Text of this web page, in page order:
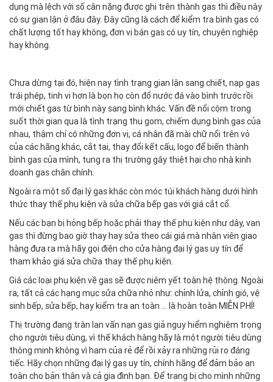
dụng mà lệch với số cân nặng được ghi trên thành gas thì điều này
có sự gian lận ở đâu đây. Đây cũng là cách để kiểm tra bình gas có
chất lượng tốt hay không, đơn vị bán gas có uy tín, chuyên nghiệp
hay không.
Chưa dừng tại đó, hiện nay tình trạng gian lận sang chiết, nạp gas
trái phép, tinh vi hơn là bọn họ còn đổ nước đá vào bình trước rồi
mới chiết gas từ bình này sang bình khác. Vấn đề nổi cộm trong
suốt thời gian qua là tình trạng thu gom, chiếm dụng bình gas của
nhau, thậm chí có những đơn vị, cá nhân đã mài chữ nổi trên vỏ
của các hãng khác, cắt tai, thay đổi kết cấu, logo để biến thành
bình gas của mình, tung ra thị trường gây thiệt hại cho nhà kinh
doanh gas chân chính.
Ngoài ra một số đại lý gas khác còn móc túi khách hàng dưới hình
thức thay thế phụ kiện và sửa chữa bếp gas với giá cắt cổ.
Nếu các bạn bị hỏng bếp hoặc phải thay thế phụ kiện như dây, van
gas thì đừng bao giờ thay hay sửa theo cái giá mà nhân viên giao
hàng đưa ra mà hãy gọi điện cho cửa hàng đại lý gas uy tín để
tham khảo giá sửa chữa thay thế phụ kiện.
Giá các loại phụ kiện về gas sẽ được niêm yết toàn hệ thông. Ngoài
ra, tất cả các hạng mục sửa chữa nhỏ như: chỉnh lửa, chỉnh gió, vệ
sinh bếp, sửa bếp, hay kiểm tra an toàn … là hoàn toàn MIỄN PHÍ!
Thị trường đang tràn lan vấn nạn gas giả nguy hiểm nghiêm trọng
cho người tiêu dùng, vì thế khách hàng hãy là một người tiêu dùng
thông minh không vì ham của rẻ để rồi xảy ra những rủi ro đáng
tiếc. Hãy chọn những đại lý gas uy tín, chính hãng để đảm bảo an
toàn cho bản thân và cả gia đình bạn. Để trang bị cho mình những